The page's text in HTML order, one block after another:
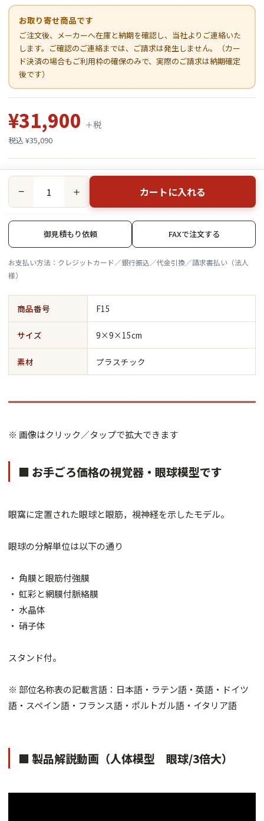
お取り寄せ商品です
ご注文後、メーカーへ在庫と納期を確認し、当社よりご連絡いた
します。ご確認のご連絡までは、ご請求は発生しません。（カー
ド決済の場合もご利用枠の確保のみで、実際のご請求は納期確定
後です）
¥31,900 ＋税
税込 ¥35,090
− ＋ カートに入れる
御見積もり依頼 FAXで注文する
お支払い方法：クレジットカード／銀行振込／代金引換／請求書払い（法人
様）
商品番号 F15
サイズ 9×9×15cm
素材 プラスチック
※ 画像はクリック／タップで拡大できます
■ お手ごろ価格の視覚器・眼球模型です
眼窩に定置された眼球と眼筋，視神経を示したモデル。
眼球の分解単位は以下の通り
・ 角膜と眼筋付強膜
・ 虹彩と網膜付脈絡膜
・ 水晶体
・ 硝子体
スタンド付。
※ 部位名称表の記載言語：日本語・ラテン語・英語・ドイツ
語・スペイン語・フランス語・ポルトガル語・イタリア語
■ 製品解説動画（人体模型 眼球/3倍大）